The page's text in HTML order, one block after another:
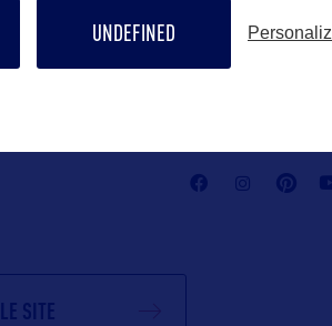
Contact grand
SITE
UNDEFINED